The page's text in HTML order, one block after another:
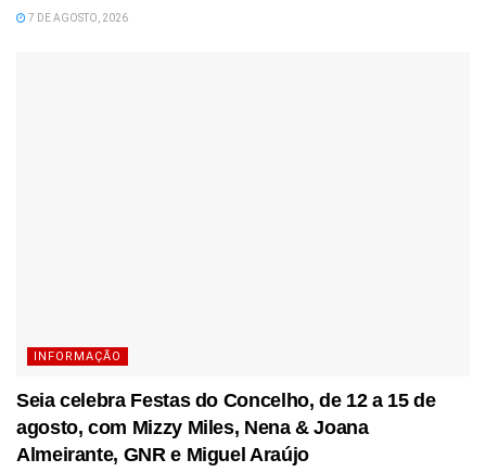
7 DE AGOSTO, 2026
INFORMAÇÃO
Seia celebra Festas do Concelho, de 12 a 15 de
agosto, com Mizzy Miles, Nena & Joana
Almeirante, GNR e Miguel Araújo